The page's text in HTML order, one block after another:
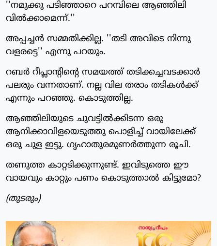
''നമുക്കു പടിഞ്ഞാറെ പറമ്പിലെ ആഞ്ഞിലി
വില്‍ക്കാമെന്ന്.''
അപ്പച്ചന്‍ സമ്മതിക്കില്ല. ''തടി അവിടെ നിന്നു
വളരട്ടെ'' എന്നു പറയും.
റബര്‍ റീപ്ലാന്റിന്റെ സമയത്ത് തടിക്കച്ചവടക്കാര്‍
പലരും വന്നതാണ്. നല്ല വില തരാം തടികള്‍ക്ക്
എന്നും പറഞ്ഞു. കൊടുത്തില്ല.
ആഞ്ഞിലിയുടെ ചുവട്ടില്‍ക്കിടന്ന ഒരു
ആനിക്കാവിളയെടുത്തു പൊളിച്ച് വായിലേക്ക്
ഒരു ചുള ഇട്ടു. ഗൃഹാതുരമുണര്‍ത്തുന്ന രൂചി.
തണുത്ത കാറ്റടിക്കുന്നുണ്ട്. ഇവിടുത്തെ ഈ
വായവും കാറ്റും പണം കൊടുത്താല്‍ കിട്ടുമോ?
(തുടരും)